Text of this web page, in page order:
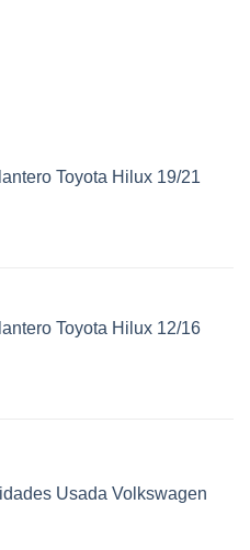
Toyota Hilux 19/21
Toyota Hilux 12/16
Usada Volkswagen